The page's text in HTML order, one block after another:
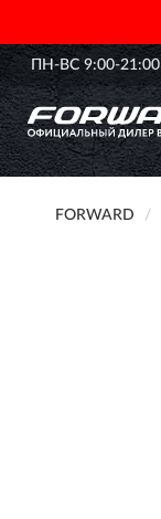
ПН-ВС 9:00-21:00
FORWARD